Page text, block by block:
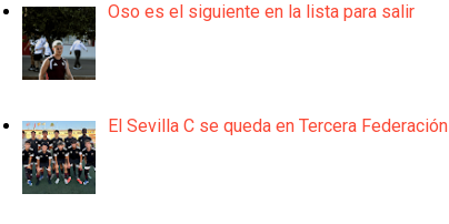
Oso es el siguiente en la lista para salir
El Sevilla C se queda en Tercera Federación